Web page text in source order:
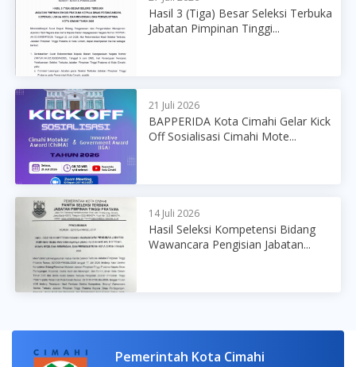
Hasil 3 (Tiga) Besar Seleksi Terbuka
Jabatan Pimpinan Tinggi...
21 Juli 2026
BAPPERIDA Kota Cimahi Gelar Kick
Off Sosialisasi Cimahi Mote...
14 Juli 2026
Hasil Seleksi Kompetensi Bidang
Wawancara Pengisian Jabatan...
Pemerintah Kota Cimahi